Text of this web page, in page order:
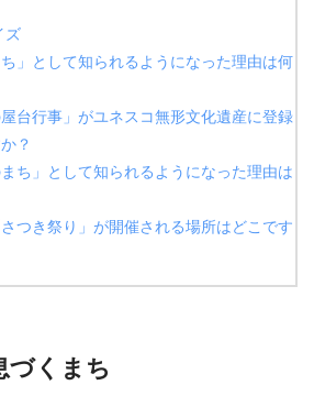
ズ
」として知られるようになった理由は何
屋台行事」がユネスコ無形文化遺産に登録
？
ち」として知られるようになった理由は
つき祭り」が開催される場所はどこです
づくまち